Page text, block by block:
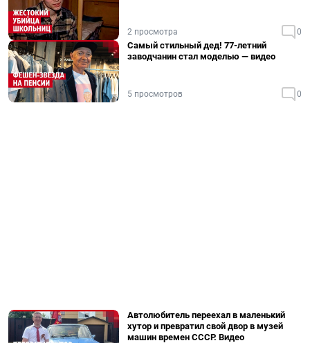
2 просмотра 0
Самый стильный дед! 77-летний
заводчанин стал моделью — видео
5 просмотров 0
Автолюбитель переехал в маленький
хутор и превратил свой двор в музей
машин времен СССР. Видео